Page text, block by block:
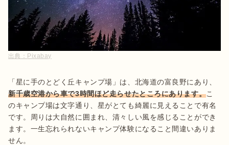
出典： Pixabay
「星に手のとどく丘キャンプ場」は、北海道の富良野にあり、
新千歳空港から車で3時間ほど走らせたところにあります。こ
のキャンプ場は文字通り、星がとても綺麗に見えることで有名
です。周りは大自然に囲まれ、清々しい風を感じることができ
ます。一生忘れられないキャンプ体験になること間違いありま
せん。